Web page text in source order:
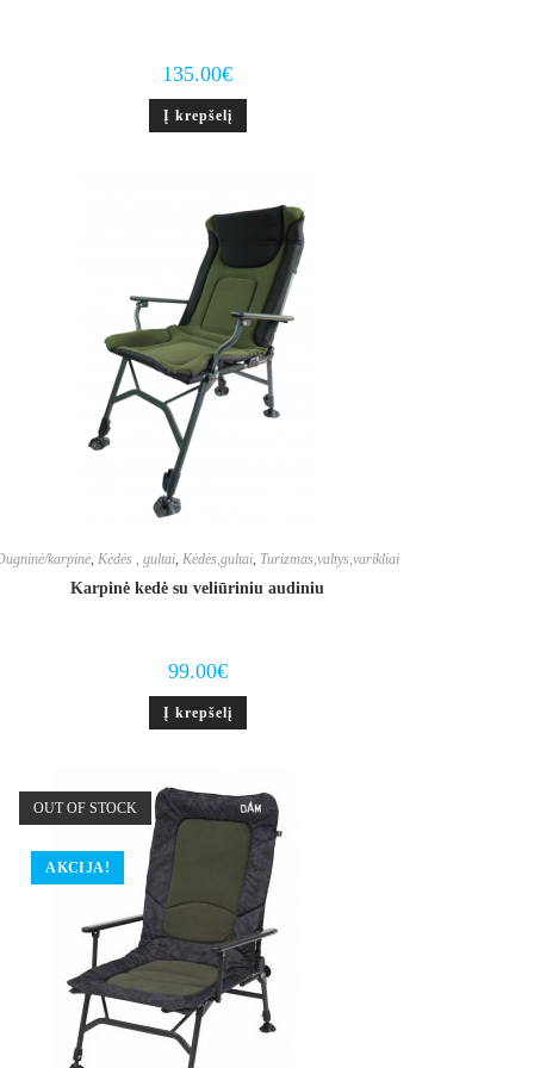
135.00€
Į krepšelį
karpinė,Kėdės , gultai,Kėdės,gultai, Turizmas,valtys,varikliai
Karpinė kedė su veliūriniu audiniu
99.00€
Į krepšelį
OUT OF STOCK
AKCIJA!